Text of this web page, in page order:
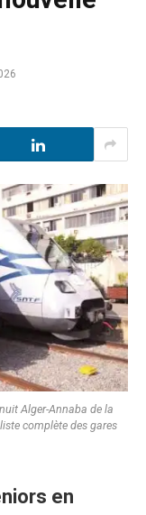
Alger-Annaba de la
complète des gares
en